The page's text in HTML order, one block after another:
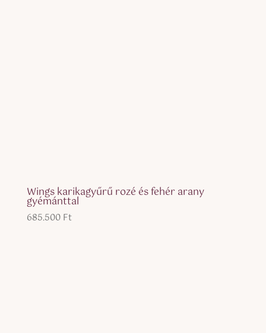
Wings karikagyűrű rozé és fehér arany
gyémánttal
685.500 Ft